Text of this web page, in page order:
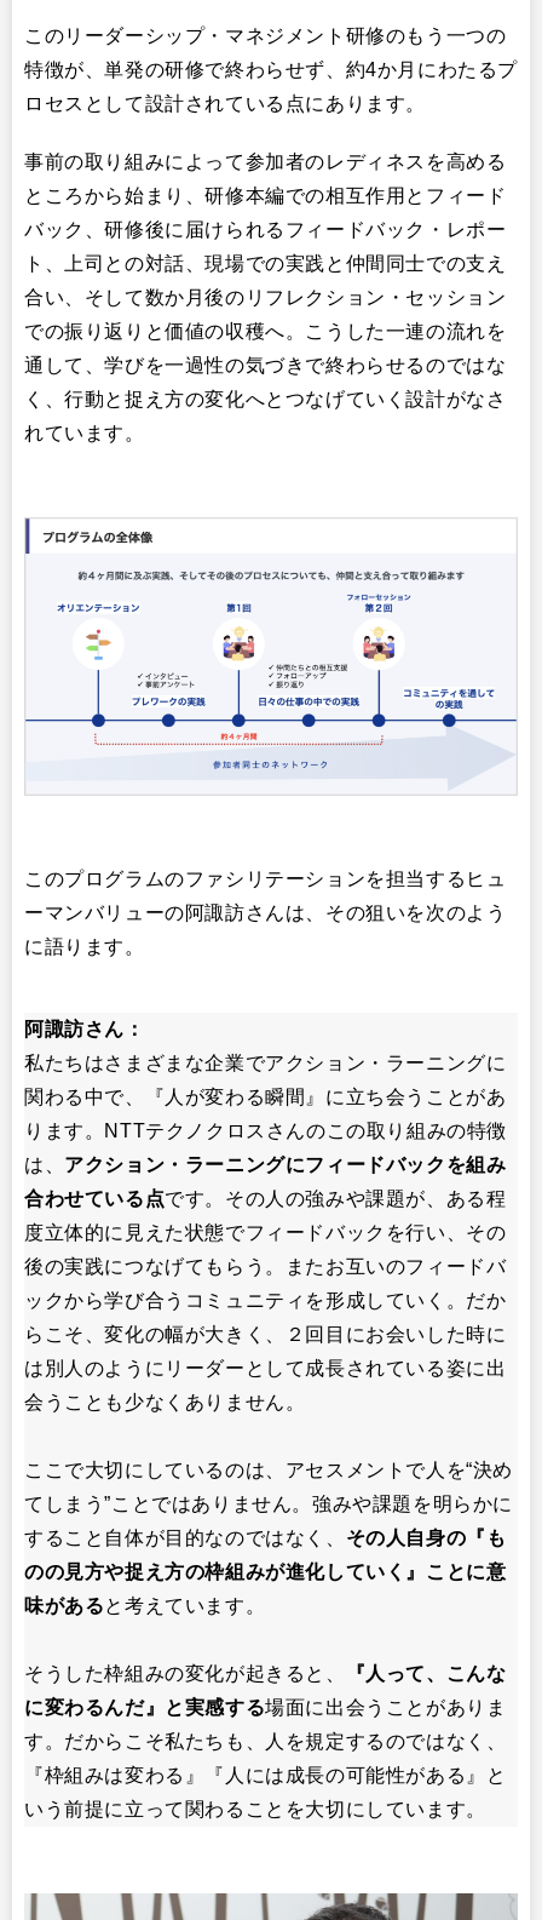
このリーダーシップ・マネジメント研修のもう一つの
特徴が、単発の研修で終わらせず、約4か月にわたるプ
ロセスとして設計されている点にあります。
事前の取り組みによって参加者のレディネスを高める
ところから始まり、研修本編での相互作用とフィード
バック、研修後に届けられるフィードバック・レポー
ト、上司との対話、現場での実践と仲間同士での支え
合い、そして数か月後のリフレクション・セッション
での振り返りと価値の収穫へ。こうした一連の流れを
通して、学びを一過性の気づきで終わらせるのではな
く、行動と捉え方の変化へとつなげていく設計がなさ
れています。
このプログラムのファシリテーションを担当するヒュ
ーマンバリューの阿諏訪さんは、その狙いを次のよう
に語ります。
阿諏訪さん：
私たちはさまざまな企業でアクション・ラーニングに
関わる中で、『人が変わる瞬間』に立ち会うことがあ
ります。NTTテクノクロスさんのこの取り組みの特徴
は、 アクション・ラーニングにフィードバックを組み
合わせている点です。その人の強みや課題が、ある程
度立体的に見えた状態でフィードバックを行い、その
後の実践につなげてもらう。またお互いのフィードバ
ックから学び合うコミュニティを形成していく。だか
らこそ、変化の幅が大きく、２回目にお会いした時に
は別人のようにリーダーとして成長されている姿に出
会うことも少なくありません。
ここで大切にしているのは、アセスメントで人を“決め
てしまう”ことではありません。強みや課題を明らかに
すること自体が目的なのではなく、 その人自身の『も
のの見方や捉え方の枠組みが進化していく』ことに意
味があると考えています。
そうした枠組みの変化が起きると、
『人って、こんな
に変わるんだ』と実感する場面に出会うことがありま
す。だからこそ私たちも、人を規定するのではなく、
『枠組みは変わる』『人には成長の可能性がある』と
いう前提に立って関わることを大切にしています。